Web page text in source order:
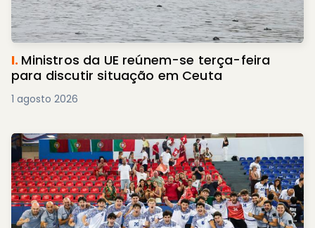
I. Ministros da UE reúnem-se terça-feira
para discutir situação em Ceuta
1 agosto 2026